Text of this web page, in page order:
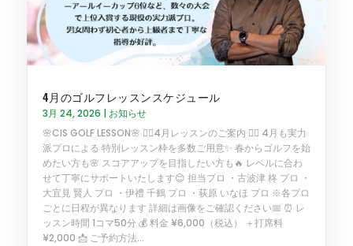
4月のゴルフレッスンスケジュール
3月 24, 2026 | お知らせ
🌸CIS GOLF LESSON🌸 🏌️‍♂️4月レッスンのご案内 🏌️‍♀️ 4月も実力
派プロによる 特別レッスン枠を多数ご用意✨ 春からゴルフを始
めたい方も🌸 スコアアップを目指したい方も🔥 レベルに合わ
せて丁寧にサポートいたします😊 担当プロ ・古波津 柊 プロ ・
大宜見 賢人 プロ ・伊禮 千鶴 プロ ・荻原 いなほ プロ ※各プロ
ごとに日程が異なります 詳細は画像をご確認ください📅 ⏰ レ
ッスン時間 1コマ50分 💰 料金 ¥6,000（税込） ＋打席料
¥2,000 📩 ご予約方法...